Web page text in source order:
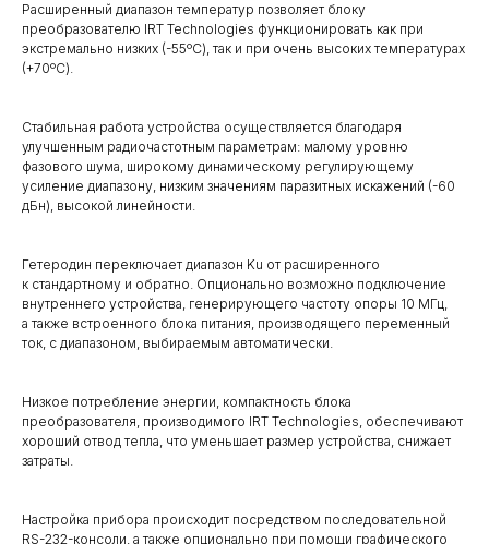
Расширенный диапазон температур позволяет блоку
преобразователю IRT Technologies функционировать как при
экстремально низких (-55ºC), так и при очень высоких температурах
(+70ºC).
Стабильная работа устройства осуществляется благодаря
улучшенным радиочастотным параметрам: малому уровню
фазового шума, широкому динамическому регулирующему
усиление диапазону, низким значениям паразитных искажений (-60
дБн), высокой линейности.
Гетеродин переключает диапазон Ku от расширенного
к стандартному и обратно. Опционально возможно подключение
внутреннего устройства, генерирующего частоту опоры 10 МГц,
а также встроенного блока питания, производящего переменный
ток, с диапазоном, выбираемым автоматически.
Низкое потребление энергии, компактность блока
преобразователя, производимого IRT Technologies, обеспечивают
хороший отвод тепла, что уменьшает размер устройства, снижает
затраты.
Настройка прибора происходит посредством последовательной
RS-232-консоли, а также опционально при помощи графического